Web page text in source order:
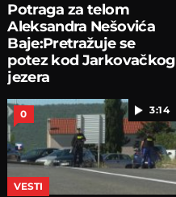
Potraga za telom
Aleksandra Nešovića
Baje:Pretražuje se
potez kod Jarkovačkog
jezera
3:14
0
VESTI